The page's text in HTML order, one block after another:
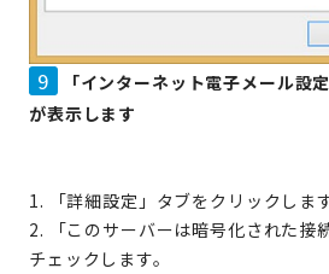
9
「インターネット電子メール設
が表示します
1. 「詳細設定」タブをクリックします
2. 「このサーバーは暗号化された接
チェックします。